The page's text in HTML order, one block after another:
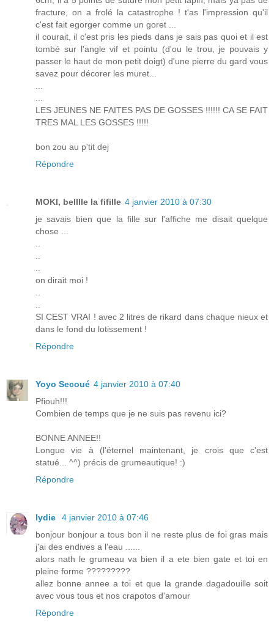
fracture, on a frolé la catastrophe ! t'as l'impression qu'il
c'est fait egorger comme un goret ...
il courait, il c'est pris les pieds dans je sais pas quoi et il est
tombé sur l'angle vif et pointu (d'ou le trou, je pouvais y
passer le haut de mon petit doigt) d'une pierre du gard vous
savez pour décorer les muret...
LES JEUNES NE FAITES PAS DE GOSSES !!!!!! CA SE FAIT
TRES MAL LES GOSSES !!!!!
bon zou au p'tit dej
Répondre
MOKI, belllle la fifille 4 janvier 2010 à 07:30
je savais bien que la fille sur l'affiche me disait quelque
chose ...
on dirait moi !
SI CEST VRAI ! avec 2 litres de rikard dans chaque nieux et
dans le fond du lotissement !
Répondre
Yoyo Secoué 4 janvier 2010 à 07:40
Pfiouh!!!
Combien de temps que je ne suis pas revenu ici?
BONNE ANNEE!!
Longue vie à (l'éternel maintenant, je crois que c'est
statué... ^^) précis de grumeautique! :)
Répondre
lydie
4 janvier 2010 à 07:46
bonjour bonjour a tous bon il ne reste plus de foi gras mais
j'ai des endives a l'eau ......
alors nath le grumeau va bien il a ete bien gate et toi en
pleine forme ?????????
allez bonne annee a toi et que la grande dagadouille soit
avec vous tous et nos crapotos d'amour
Répondre